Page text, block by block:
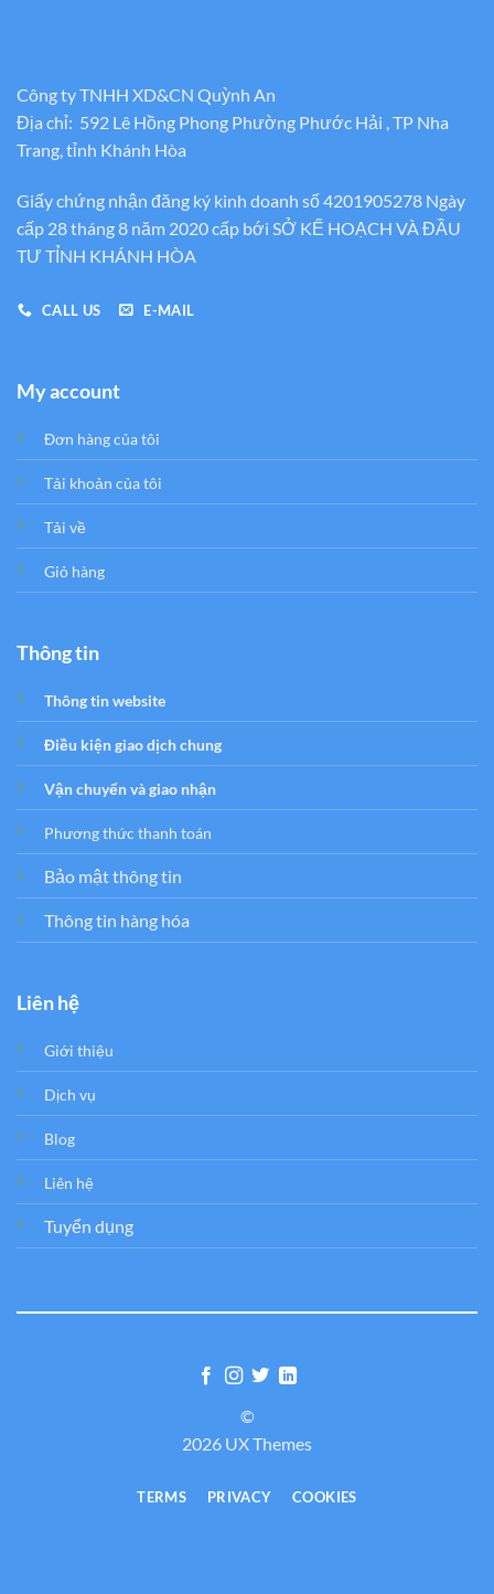
Công ty TNHH XD&CN Quỳnh An
Địa chỉ: 592 Lê Hồng Phong Phường Phước Hải , TP Nha
Trang, tỉnh Khánh Hòa
Giấy chứng nhận đăng ký kinh doanh số 4201905278 Ngày
cấp 28 tháng 8 năm 2020 cấp bới SỞ KẾ HOẠCH VÀ ĐẦU
TƯ TỈNH KHÁNH HÒA
CALL US E-MAIL
My account
Đơn hàng của tôi
Tải khoản của tôi
Tải về
Giỏ hàng
Thông tin
Thông tin website
Điều kiện giao dịch chung
Vận chuyển và giao nhận
Phương thức thanh toán
Bảo mật thông tin
Thông tin hàng hóa
Liên hệ
Giới thiệu
Dịch vụ
Blog
Liên hệ
Tuyển dụng
©
2026 UX Themes
TERMS PRIVACY COOKIES